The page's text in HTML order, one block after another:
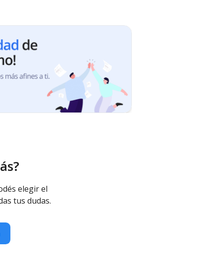
elegir el
tus dudas.